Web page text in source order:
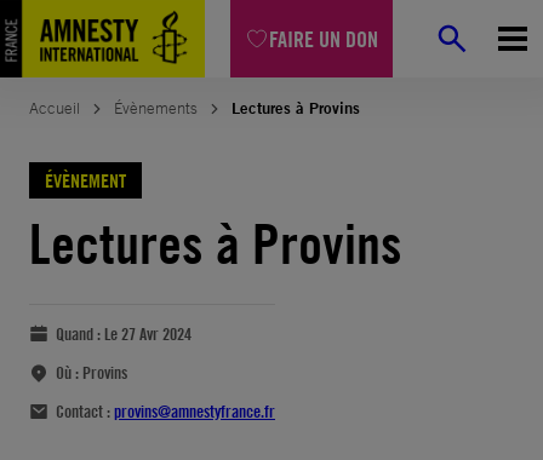
FAIRE UN DON
Accueil Évènements Lectures à Provins
ÉVÈNEMENT
Lectures à Provins
Quand : Le 27 Avr 2024
Où : Provins
Contact :provins@amnestyfrance.fr